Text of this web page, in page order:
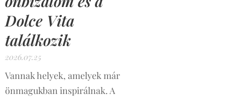
Dolce Vita
találkozik
2026.07.25
Vannak helyek, amelyek már
önmagukban inspirálnak. A